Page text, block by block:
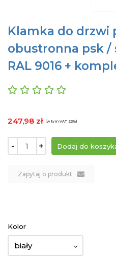
Klamka do drzwi
obustronna psk /
RAL 9016 +
247,98 zł (w tym VAT 23%)
- +
Zapytaj o produkt
Kolor
biały